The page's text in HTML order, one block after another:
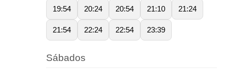
19:54 20:24 20:54 21:10 21:24
21:54 22:24 22:54 23:39
Sábados